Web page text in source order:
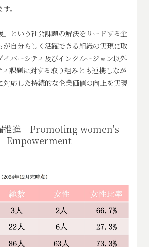
。
』という社会課題の解決をリードする企
が自分らしく活躍できる組織の実現に取
イバーシティ及びインクルージョン以外
ィ課題に対する取り組みとも連携しなが
対応した持続的な企業価値の向上を実現
推進 Promoting women's
Empowerment